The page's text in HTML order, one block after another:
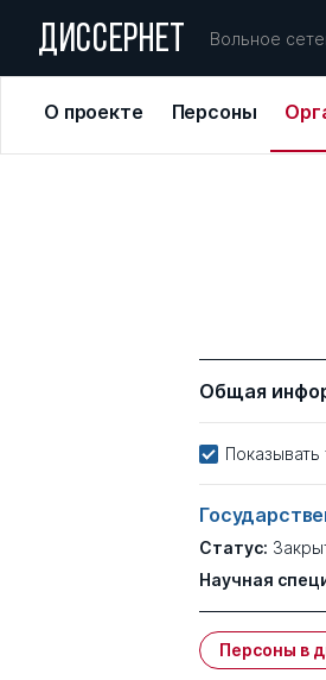
ДИССЕРНЕТ Вольное
О проекте Персоны
Общая
Статус:
Научная
Персоны в